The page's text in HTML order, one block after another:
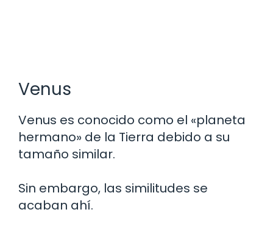
Venus
Venus es conocido como el «planeta
hermano» de la Tierra debido a su
tamaño similar.
Sin embargo, las similitudes se
acaban ahí.